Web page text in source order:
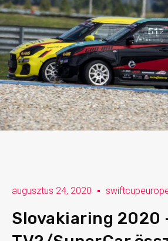
augusztus 24, 2020
Slovakiaring 2020